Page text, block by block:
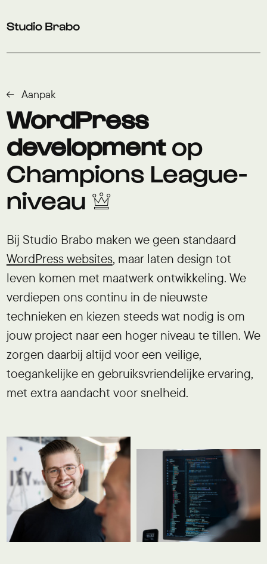
Aanpak
WordPress
development op
Champions League-
niveau 👑
Bij Studio Brabo maken we geen standaard
WordPress websites, maar laten design tot
leven komen met maatwerk ontwikkeling. We
verdiepen ons continu in de nieuwste
technieken en kiezen steeds wat nodig is om
jouw project naar een hoger niveau te tillen. We
zorgen daarbij altijd voor een veilige,
toegankelijke en gebruiksvriendelijke ervaring,
met extra aandacht voor snelheid.